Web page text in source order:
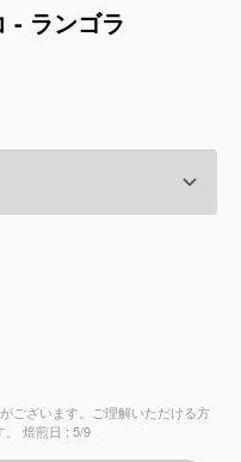
- ランゴラ
ございます。ご理解いただける方
。 焙煎日 : 5/9